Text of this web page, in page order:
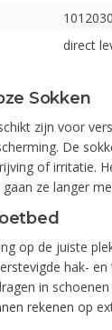
direct
Sokken
zijn voor
De
of irritatie.
ze langer
op de juiste
hak-
in
rekenen op